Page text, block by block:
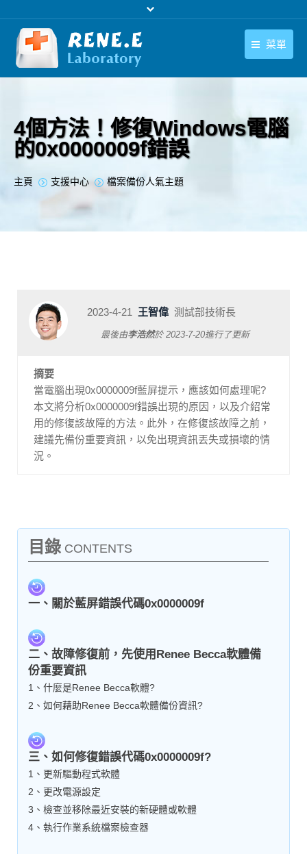
菜單
下載中心
購買
聯絡我們
4個方法！修復Windows電腦
的0x0000009f錯誤
您在此处：
主頁 支援中心 檔案備份人氣主題
2023-4-21 王智偉 測試部技術長
最後由李浩然於2023-7-20進行了更新
摘要
當電腦出現0x0000009f藍屏提示，應該如何處理呢?
本文將分析0x0000009f錯誤出現的原因，以及介紹常
用的修復該故障的方法。此外，在修復該故障之前，
建議先備份重要資訊，以免出現資訊丟失或損壞的情
況。
目錄 CONTENTS
一、關於藍屏錯誤代碼0x0000009f
二、故障修復前，先使用Renee Becca軟體備
份重要資訊
1、什麼是Renee Becca軟體?
2、如何藉助Renee Becca軟體備份資訊?
三、如何修復錯誤代碼0x0000009f?
1、更新驅動程式軟體
2、更改電源設定
3、檢查並移除最近安裝的新硬體或軟體
4、執行作業系統檔案檢查器